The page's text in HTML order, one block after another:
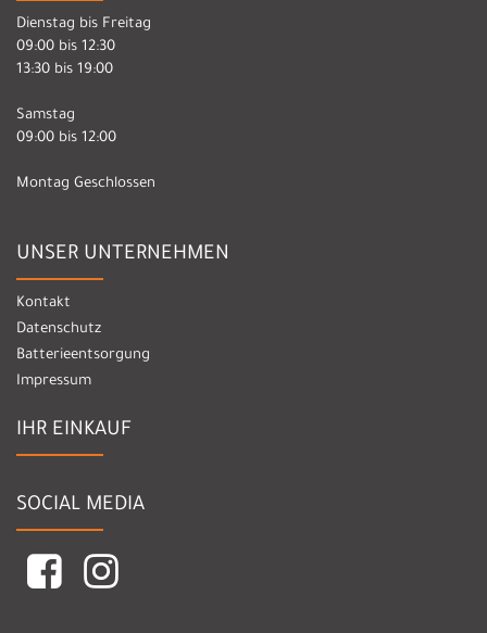
Dienstag bis Freitag
09:00 bis 12:30
13:30 bis 19:00
Samstag
09:00 bis 12:00
Montag Geschlossen
UNSER UNTERNEHMEN
Kontakt
Datenschutz
Batterieentsorgung
Impressum
IHR EINKAUF
SOCIAL MEDIA